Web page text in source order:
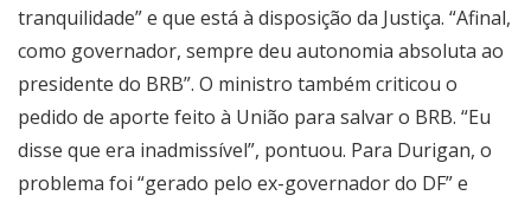
tranquilidade” e que está à disposição da Justiça. “Afinal,
como governador, sempre deu autonomia absoluta ao
presidente do BRB”. O ministro também criticou o
pedido de aporte feito à União para salvar o BRB. “Eu
disse que era inadmissível”, pontuou. Para Durigan, o
problema foi “gerado pelo ex-governador do DF” e